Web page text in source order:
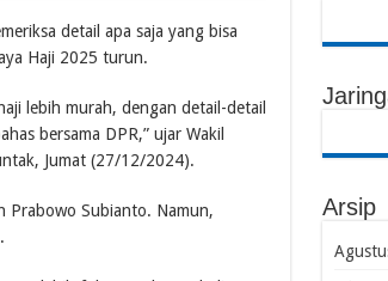
detail apa saja yang bisa
Haji 2025 turun.
lebih murah, dengan detail-detail
bersama DPR,” ujar Wakil
Jumat (27/12/2024).
Prabowo Subianto. Namun,
Arsip